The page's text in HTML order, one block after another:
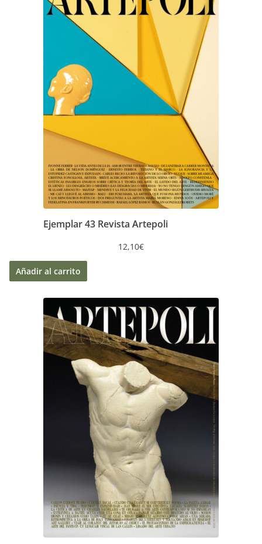
Ejemplar 43 Revista Artepoli
12,10€
Añadir al carrito